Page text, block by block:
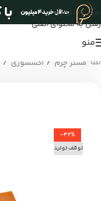
عبور به ناوبری
رفتن به محتوای اصلی
منو
مستر چرم / اکسسوری /
-42%
توقف تولید